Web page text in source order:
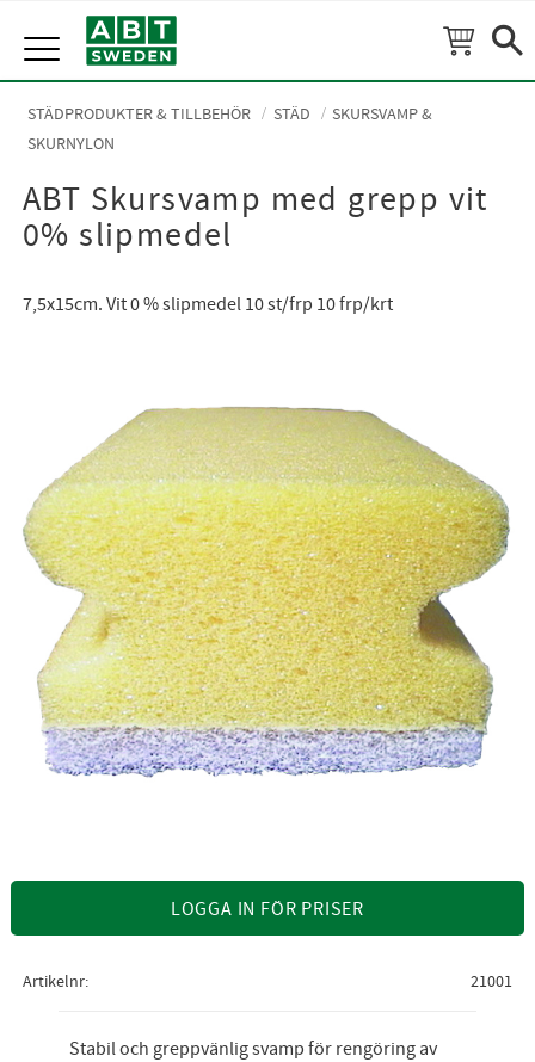
Meny
STÄDPRODUKTER & TILLBEHÖR STÄD
SKURSVAMP &
SKURNYLON
ABT Skursvamp med grepp vit
0% slipmedel
7,5x15cm. Vit 0 % slipmedel 10 st/frp 10 frp/krt
LOGGA IN FÖR PRISER
Artikelnr 21001
Stabil och greppvänlig svamp för rengöring av